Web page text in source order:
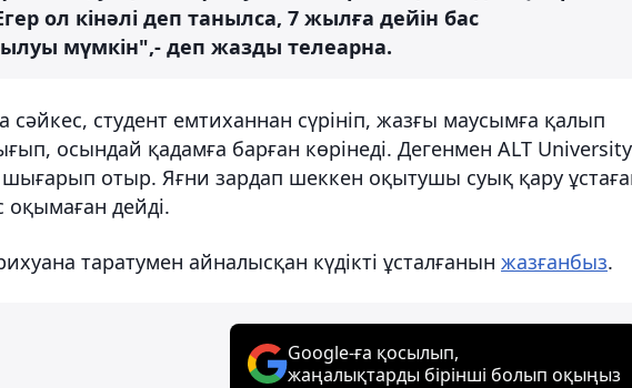
ол кінәлі деп танылса, 7 жылға дейін бас
мүмкін",- деп жазды телеарна.
сәйкес, студент емтиханнан сүрініп, жазғы маусымға қалып
осындай қадамға барған көрінеді. Дегенмен ALT University
отыр. Яғни зардап шеккен оқытушы суық қару
оқымаған дейді.
таратумен айналысқан күдікті ұсталғанын жазғанбыз.
Google-ға қосылып,
жаңалықтарды бірінші болып оқыңыз